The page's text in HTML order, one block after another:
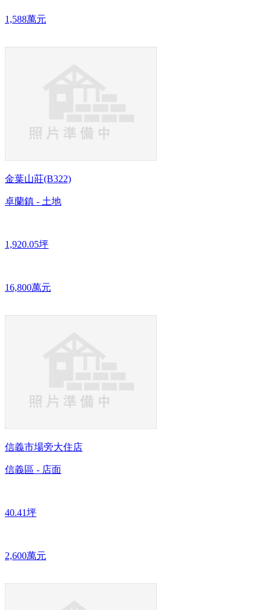
1,588萬元
金葉山莊(B322)
卓蘭鎮 - 土地
1,920.05坪
16,800萬元
信義市場旁大住店
信義區 - 店面
40.41坪
2,600萬元